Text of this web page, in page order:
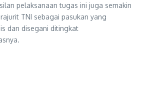
pelaksanaan tugas ini juga semakin
TNI sebagai pasukan yang
dan disegani ditingkat